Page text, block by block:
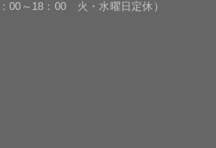
～18：00 火・水曜日定休）